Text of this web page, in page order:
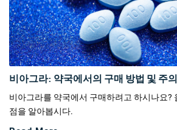
비아그라: 약국에서의 구매 방법 및 주
비아그라를 약국에서 구매하려고 하시나요?
점을 알아봅시다.